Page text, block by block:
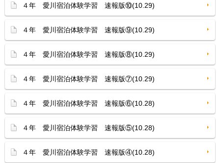
４年 愛川宿泊体験学習 速報版⑩(10.29)
４年 愛川宿泊体験学習 速報版⑨(10.29)
４年 愛川宿泊体験学習 速報版⑧(10.29)
４年 愛川宿泊体験学習 速報版⑦(10.29)
４年 愛川宿泊体験学習 速報版⑥(10.28)
４年 愛川宿泊体験学習 速報版⑤(10.28)
４年 愛川宿泊体験学習 速報版④(10.28)